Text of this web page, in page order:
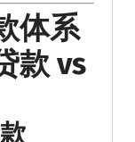
体系
款 vs